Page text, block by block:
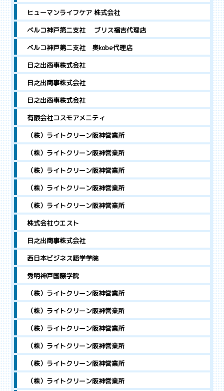
ヒューマンライフケア 株式会社
ベルコ神戸第二支社 ブリス福吉代理店
ベルコ神戸第二支社 奥kobe代理店
日之出商事株式会社
日之出商事株式会社
日之出商事株式会社
有限会社コスモアメニティ
（株）ライトクリーン阪神営業所
（株）ライトクリーン阪神営業所
（株）ライトクリーン阪神営業所
（株）ライトクリーン阪神営業所
（株）ライトクリーン阪神営業所
株式会社ウエスト
日之出商事株式会社
西日本ビジネス語学学院
秀明神戸国際学院
（株）ライトクリーン阪神営業所
（株）ライトクリーン阪神営業所
（株）ライトクリーン阪神営業所
（株）ライトクリーン阪神営業所
（株）ライトクリーン阪神営業所
（株）ライトクリーン阪神営業所